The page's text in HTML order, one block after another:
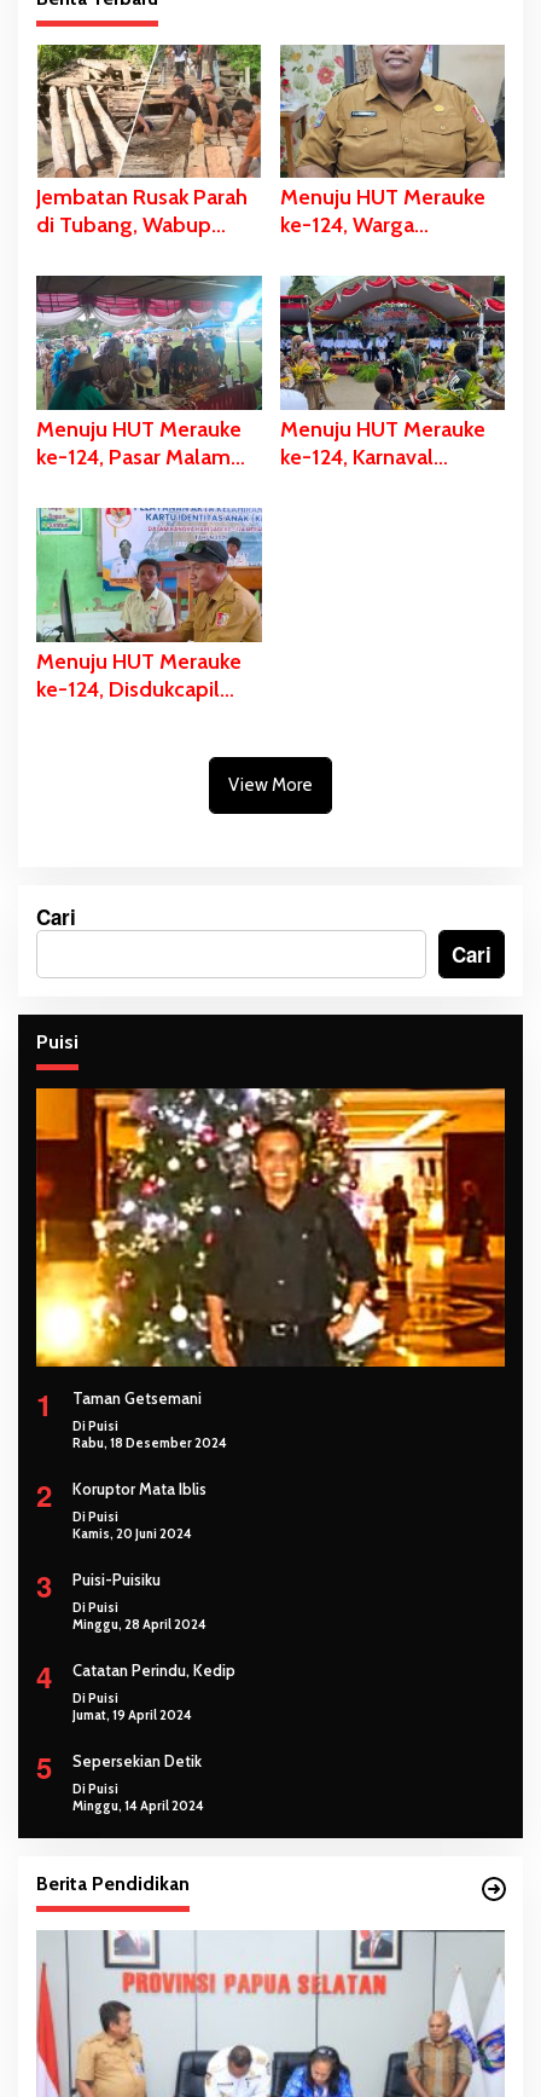
Jembatan Rusak Parah
di Tubang, Wabup
dan Eksekusi Berikan
Bantuan Dana
Perbaikan
Menuju HUT Merauke
ke-124, Warga
Akan Dapat Kado
Spesial
Menuju HUT Merauke
ke-124, Pasar Malam
Berpartisipasi Dalam
Bazar Kuliner
Menuju HUT Merauke
ke-124, Karnaval
Menuju HUT Merauke
ke-124, Disdukcapil
View More
Cari
Cari
Puisi
1 Taman Getsemani
Di Puisi
Rabu, 18 Desember 2024
2 Koruptor Mata Iblis
Di Puisi
Kamis, 20 Juni 2024
3 Puisi-Puisiku
Di Puisi
Minggu, 28 April 2024
4 Catatan Perindu, Kedip
Di Puisi
Jumat, 19 April 2024
5 Sepersekian Detik
Di Puisi
Minggu, 14 April 2024
Berita Pendidikan